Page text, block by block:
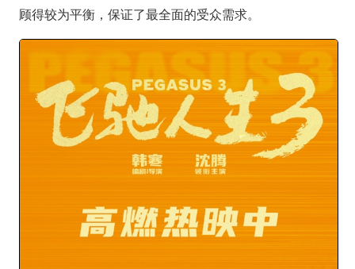
顾得较为平衡，保证了最全面的受众需求。